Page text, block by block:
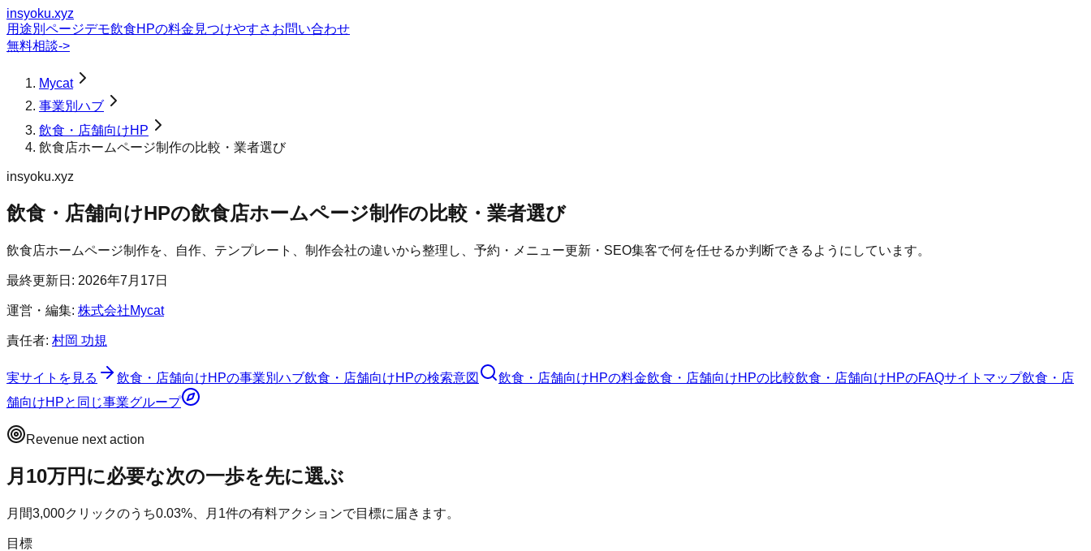
insyoku.xyz
用途別ページデモ飲食HPの料金 見つけやすさ お問い合わせ
無料相談->
Mycat
事業別ハブ
飲食・店舗向けHP
飲食店ホームページ制作の比較・業者選び
insyoku.xyz
飲食・店舗向けHPの飲食店ホームページ制作の比較・業者選び
飲食店ホームページ制作を、自作、テンプレート、制作会社の違いから整理し、予約・メニュー更新・SEO集客で何を任せるか判断できるようにしています。
最終更新日: 2026年7月17日
運営・編集: 株式会社Mycat
責任者: 村岡 功規
実サイトを見る 飲食・店舗向けHPの事業別ハブ飲食・店舗向けHPの検索意図 飲食・店舗向けHPの料金飲食・店舗向けHPの比較飲食・店舗向けHPのFAQサイトマップ飲食・店
舗向けHPと同じ事業グループ
Revenue next action
月10万円に必要な次の一歩を先に選ぶ
月間3,000クリックのうち0.03%、月 1件の有料アクションで目標に届きます。
目標